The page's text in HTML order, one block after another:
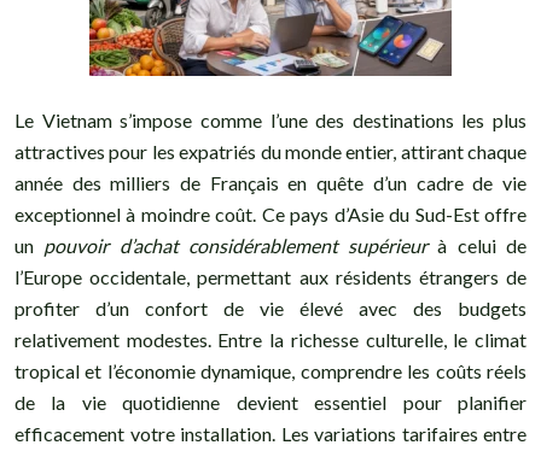
Le Vietnam s’impose comme l’une des destinations les plus
attractives pour les expatriés du monde entier, attirant chaque
année des milliers de Français en quête d’un cadre de vie
exceptionnel à moindre coût. Ce pays d’Asie du Sud-Est offre
un pouvoir d’achat considérablement supérieurà celui de
l’Europe occidentale, permettant aux résidents étrangers de
profiter d’un confort de vie élevé avec des budgets
relativement modestes. Entre la richesse culturelle, le climat
tropical et l’économie dynamique, comprendre les coûts réels
de la vie quotidienne devient essentiel pour planifier
efficacement votre installation. Les variations tarifaires entre